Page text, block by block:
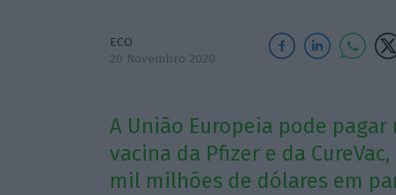
ECO
20 Novembro 2020
A União Europeia pode
vacina da Pfizer e da
mil milhões de dólares em